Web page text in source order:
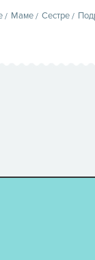
Маме Сестре